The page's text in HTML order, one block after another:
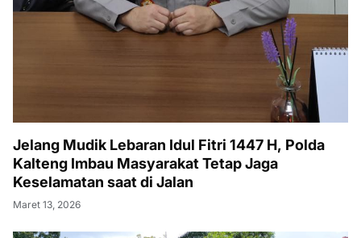
Jelang Mudik Lebaran Idul Fitri 1447 H, Polda
Kalteng Imbau Masyarakat Tetap Jaga
Keselamatan saat di Jalan
Maret 13, 2026